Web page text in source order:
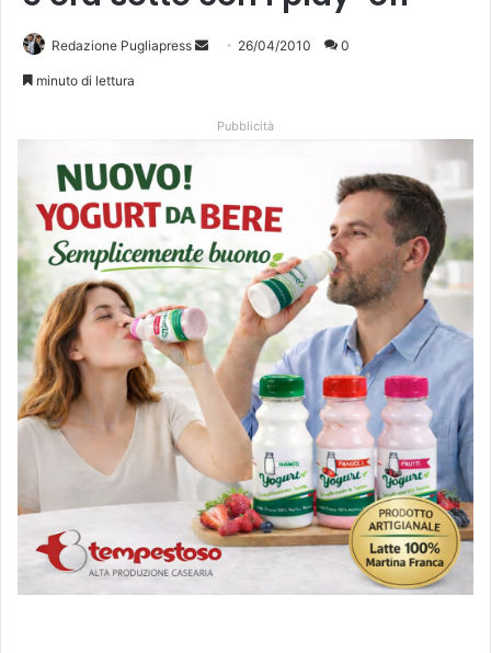
Redazione Pugliapress
n
'
e
l
26/04/2010 0
minuto di lettura
Pubblicità